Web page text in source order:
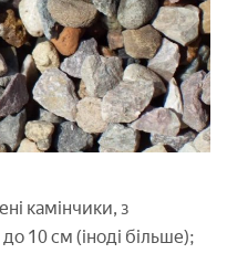
камінчики, з
10 см (іноді більше);